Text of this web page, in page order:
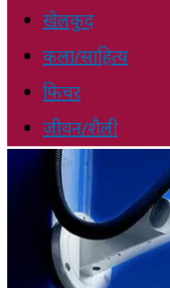
खेलकुद
कला/साहित्य
फिचर
जीवन/शैली